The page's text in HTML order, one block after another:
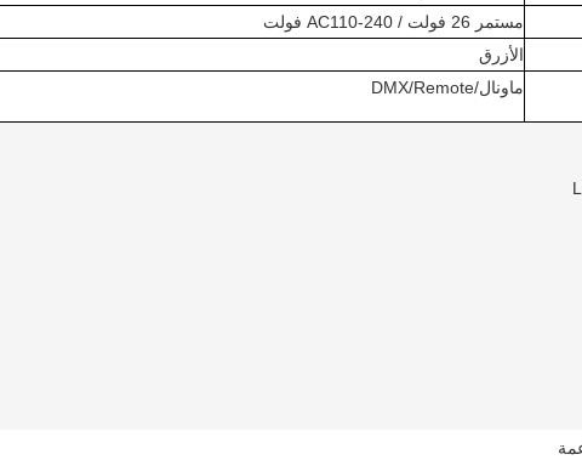
مستمر 26 فولت / AC110-240 فولت
الأزرق
ماونال/DMX/Remote